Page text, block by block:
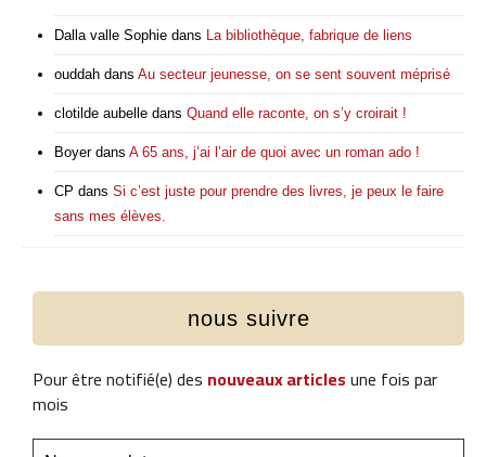
Dalla valle Sophie dans La bibliothèque, fabrique de liens
ouddah dans Au secteur jeunesse, on se sent souvent méprisé
clotilde aubelle dans Quand elle raconte, on s’y croirait !
Boyerdans A 65 ans, j’ai l’air de quoi avec un roman ado !
CP dans Si c’est juste pour prendre des livres, je peux le faire
sans mes élèves.
nous suivre
Pour être notifié(e) des nouveaux articlesune fois par
mois